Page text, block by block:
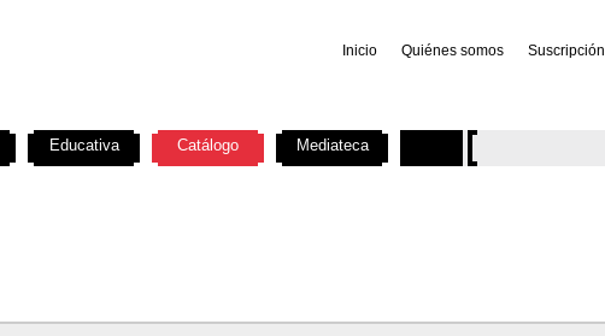
Inicio Quiénes somos Suscripción
Educativa Catálogo Mediateca